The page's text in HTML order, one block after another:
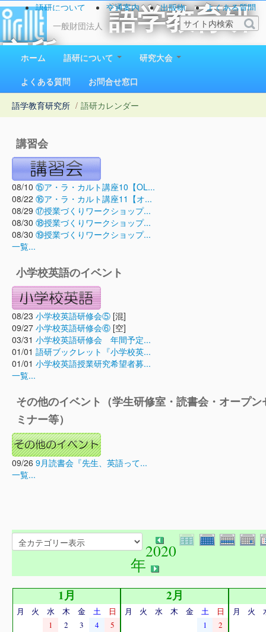
一般財団法人
語学教育研
究所
1923（大正12）年創立
語研について 交通案内 出版物
よくある質問
お問い合わせ
ホーム 語研について
研究大会
よくある質問
お問合せ窓口
語学教育研究所 / 語研カレンダー
講習会
08/10 ⑮ア・ラ・カルト講座10【OL...
08/22 ⑯ア・ラ・カルト講座11【オ...
08/29 ⑰授業づくりワークショップ...
08/30 ⑱授業づくりワークショップ...
08/30 ⑲授業づくりワークショップ...
一覧...
小学校英語のイベント
08/23 小学校英語研修会⑤ [混]
09/27 小学校英語研修会⑥ [空]
03/31 小学校英語研修会 年間予定...
01/01 語研ブックレット『小学校英...
01/01 小学校英語授業研究希望者募...
一覧...
その他のイベント（学生研修室・読書会・オープン
ミナー等）
09/26 9月読書会『先生、英語って...
一覧...
2020
年
1月
月 火 水 木 金 土
日
1
2 3 4
5
2月
月 火 水 木 金 土
日
1
2
月 火